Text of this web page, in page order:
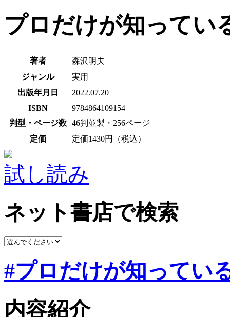
プロだけが知ってい
著者
森沢明夫
ジャンル
実用
出版年月日
2022.07.20
ISBN
9784864109154
判型・ページ数 46判並製・256ページ
定価
定価1430円（税込）
試し読み
ネット書店で検索
#プロだけが知ってい
内容紹介